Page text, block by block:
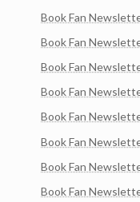
Book Fan
Book Fan
Book Fan
Book Fan
Book Fan
Book Fan
Book Fan
Book Fan